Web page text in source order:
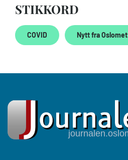
STIKKORD
COVID Nytt fra Oslomet